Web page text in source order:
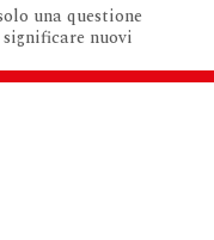
una questione
nuovi